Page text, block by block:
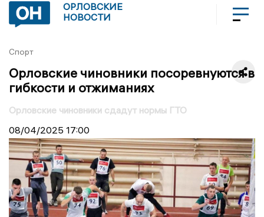
ОРЛОВСКИЕ
НОВОСТИ
Спорт
Орловские чиновники посоревнуются в
гибкости и отжиманиях
Орловские чиновники сдадут нормы ГТО
08/04/2025 17:00